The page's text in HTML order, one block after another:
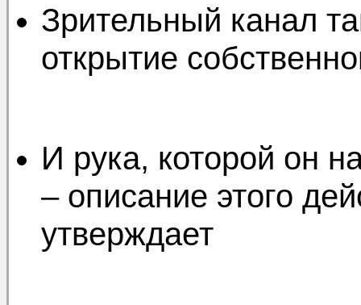
Зрительный канал
открытие
И рука, которой он
– описание этого
утверждает